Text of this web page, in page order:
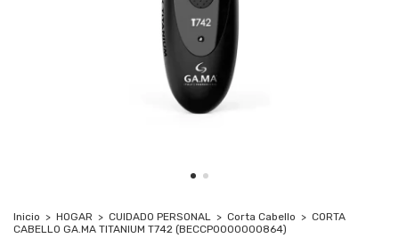
Inicio > HOGAR > CUIDADO PERSONAL > Corta Cabello > CORTA
CABELLO GA.MA TITANIUM T742 (BECCP0000000864)